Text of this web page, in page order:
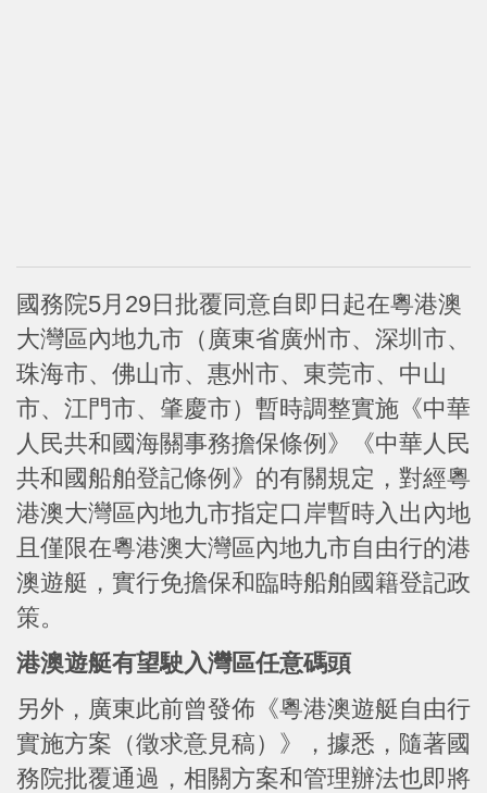
國務院5月29日批覆同意自即日起在粵港澳
大灣區內地九市（廣東省廣州市、深圳市、
珠海市、佛山市、惠州市、東莞市、中山
市、江門市、肇慶市）暫時調整實施《中華
人民共和國海關事務擔保條例》《中華人民
共和國船舶登記條例》的有關規定，對經粵
港澳大灣區內地九市指定口岸暫時入出內地
且僅限在粵港澳大灣區內地九市自由行的港
澳遊艇，實行免擔保和臨時船舶國籍登記政
策。
港澳遊艇有望駛入灣區任意碼頭
另外，廣東此前曾發佈《粵港澳遊艇自由行
實施方案（徵求意見稿）》，據悉，隨著國
務院批覆通過，相關方案和管理辦法也即將